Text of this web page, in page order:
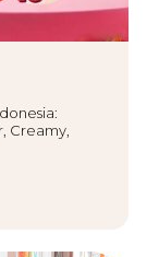
Creamy,